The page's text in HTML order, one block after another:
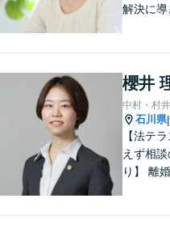
解決に導
にご相
櫻井
中村・村
石川県|
【法テ
えず相
り】 離